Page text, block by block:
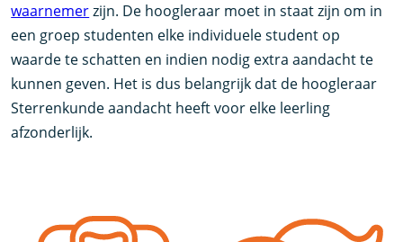
waarnemerzijn. De hoogleraar moet in staat zijn om in
een groep studenten elke individuele student op
waarde te schatten en indien nodig extra aandacht te
kunnen geven. Het is dus belangrijk dat de hoogleraar
Sterrenkunde aandacht heeft voor elke leerling
afzonderlijk.